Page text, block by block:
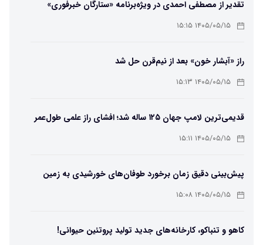
تقدیر از مصطفی احمدی در ویژه‌برنامه «ستارگان خبرفوری»
۱۴۰۵/۰۵/۱۵ ۱۵:۱۵
راز «آبشار خون» بعد از نیم‌قرن حل شد
۱۴۰۵/۰۵/۱۵ ۱۵:۱۳
قدیمی‌ترین لامپ جهان ۱۲۵ ساله شد؛ افشای راز علمی طول‌عمر
لامپ سنتنیال
۱۴۰۵/۰۵/۱۵ ۱۵:۱۱
پیش‌بینی دقیق زمان برخورد طوفان‌های خورشیدی به زمین
ممکن شد
۱۴۰۵/۰۵/۱۵ ۱۵:۰۸
کاهو و تنباکو، کارخانه‌های جدید تولید پروتئین حیوانی!